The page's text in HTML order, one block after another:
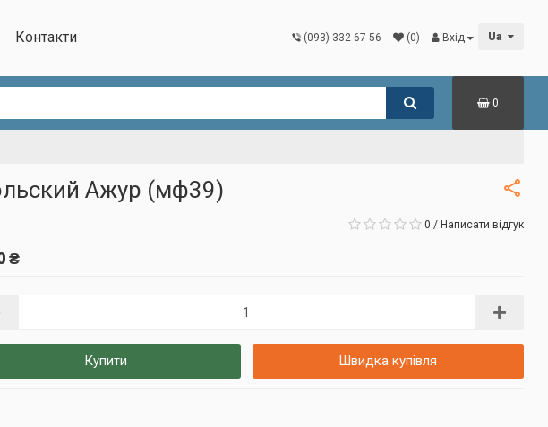
Контакти (093) 332-67-56 (0) Вхід Ua
0
Ажур (мф39)
0 / Написати відгук
₴
Купити Швидка купівля